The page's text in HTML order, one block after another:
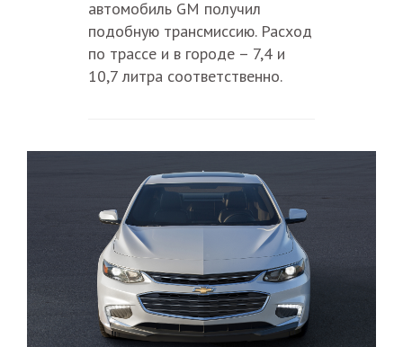
автомобиль GM получил
подобную трансмиссию. Расход
по трассе и в городе – 7,4 и
10,7 литра соответственно.